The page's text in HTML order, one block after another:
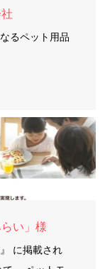
るペット用品
い」様
に掲載され